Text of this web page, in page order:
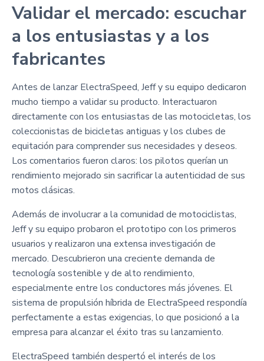
Validar el mercado: escuchar
a los entusiastas y a los
fabricantes
Antes de lanzar ElectraSpeed, Jeff y su equipo dedicaron
mucho tiempo a validar su producto. Interactuaron
directamente con los entusiastas de las motocicletas, los
coleccionistas de bicicletas antiguas y los clubes de
equitación para comprender sus necesidades y deseos.
Los comentarios fueron claros: los pilotos querían un
rendimiento mejorado sin sacrificar la autenticidad de sus
motos clásicas.
Además de involucrar a la comunidad de motociclistas,
Jeff y su equipo probaron el prototipo con los primeros
usuarios y realizaron una extensa investigación de
mercado. Descubrieron una creciente demanda de
tecnología sostenible y de alto rendimiento,
especialmente entre los conductores más jóvenes. El
sistema de propulsión híbrida de ElectraSpeed respondía
perfectamente a estas exigencias, lo que posicionó a la
empresa para alcanzar el éxito tras su lanzamiento.
ElectraSpeed también despertó el interés de los